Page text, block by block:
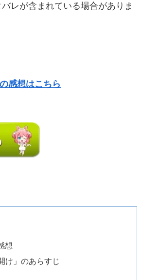
レが含まれている場合がありま
感想はこちら
想
け」のあらすじ